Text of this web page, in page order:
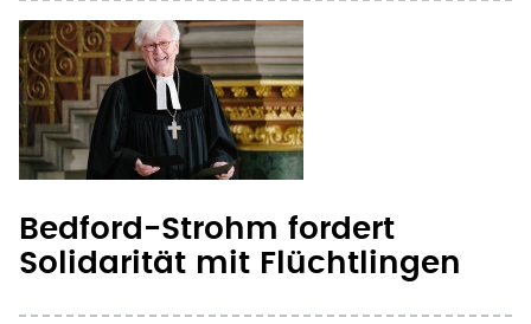
Bedford-Strohm fordert
Solidarität mit Flüchtlingen